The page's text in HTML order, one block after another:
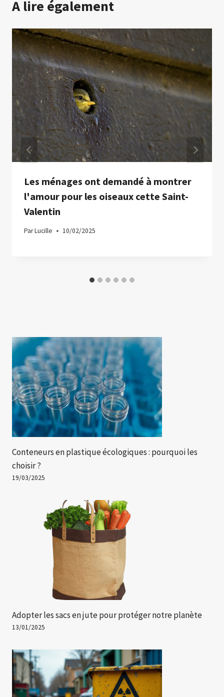
A lire également
Les ménages ont demandé à montrer
l'amour pour les oiseaux cette Saint-
Valentin
ParLucille 10/02/2025
Conteneurs en plastique écologiques : pourquoi les
choisir ?
19/03/2025
Adopter les sacs en jute pour protéger notre planète
13/01/2025